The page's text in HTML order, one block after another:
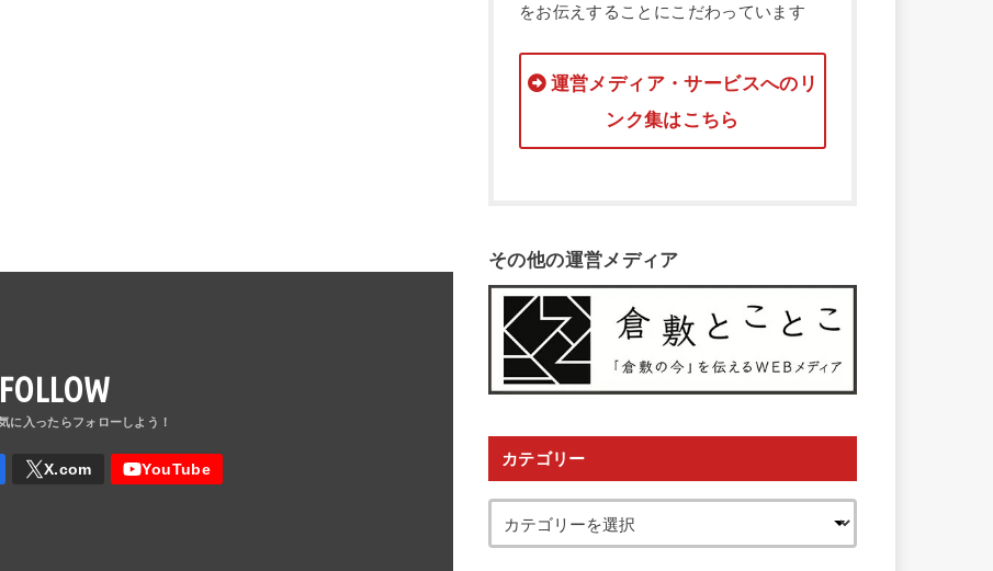
FOLLOW
をお伝えすることにこだわっています
運営メディア・サービスへのリ
ンク集はこちら
その他の運営メディア
カテゴリー